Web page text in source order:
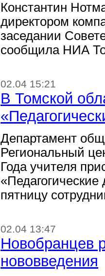
Константин
директором
заседании
сообщила НИА
02.04 15:21
В Томской
Департамент
Региональный
Года учителя
пятницу
02.04 13:47
Новобранцев
нововведения